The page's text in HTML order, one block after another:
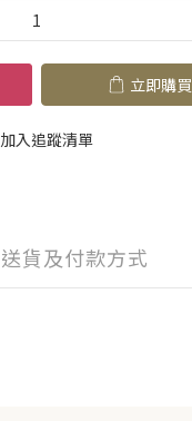
立即購買
加入追蹤清單
送貨及付款方式